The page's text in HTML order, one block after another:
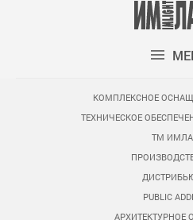
КОМПЛЕКСНОЕ
ТЕХНИЧЕСКОЕ
ТМ
PUBLIC
АРХИТЕКТУРНОЕ